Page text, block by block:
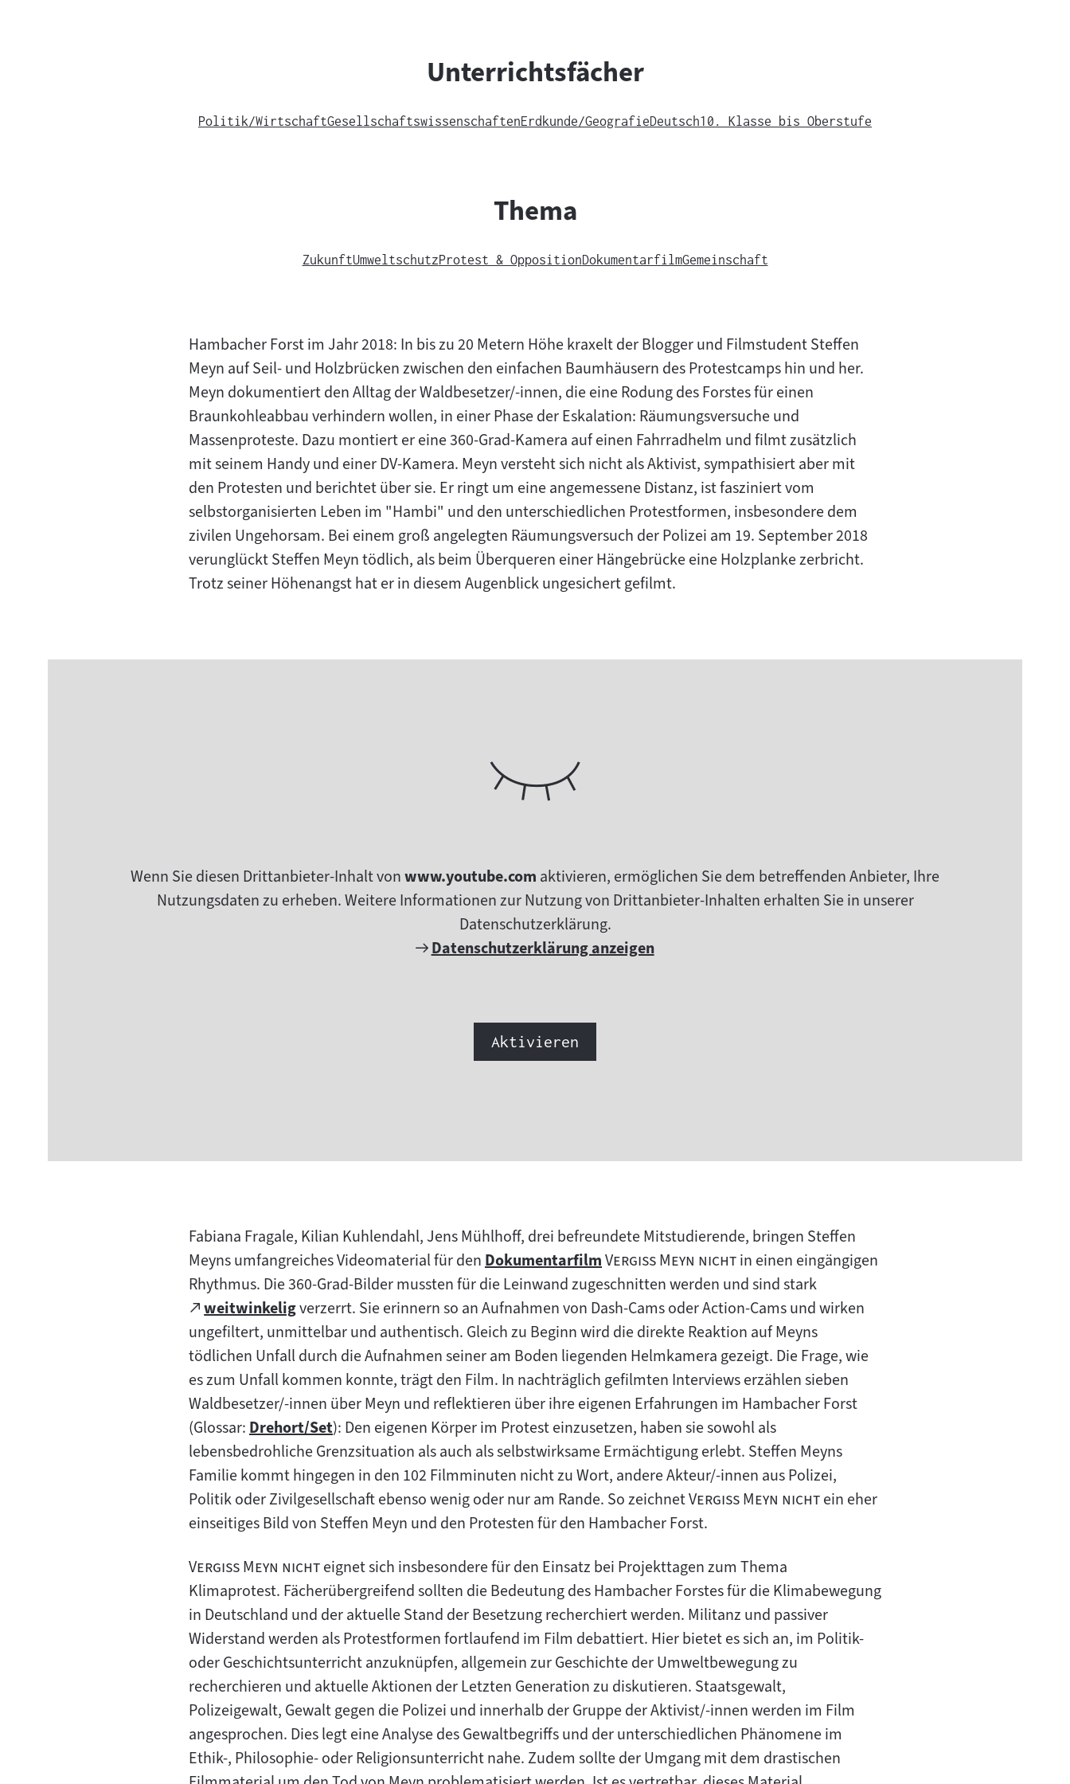
Unterrichtsfächer
Politik/WirtschaftGesellschaftswissenschaftenErdkunde/GeografieDeutsch10. Klasse bis Oberstufe
Thema
ZukunftUmweltschutzProtest & OppositionDokumentarfilmGemeinschaft
Hambacher Forst im Jahr 2018: In bis zu 20 Metern Höhe kraxelt der Blogger und Filmstudent Steffen
Meyn auf Seil- und Holzbrücken zwischen den einfachen Baumhäusern des Protestcamps hin und her.
Meyn dokumentiert den Alltag der Waldbesetzer/-innen, die eine Rodung des Forstes für einen
Braunkohleabbau verhindern wollen, in einer Phase der Eskalation: Räumungsversuche und
Massenproteste. Dazu montiert er eine 360-Grad-Kamera auf einen Fahrradhelm und filmt zusätzlich
mit seinem Handy und einer DV-Kamera. Meyn versteht sich nicht als Aktivist, sympathisiert aber mit
den Protesten und berichtet über sie. Er ringt um eine angemessene Distanz, ist fasziniert vom
selbstorganisierten Leben im "Hambi" und den unterschiedlichen Protestformen, insbesondere dem
zivilen Ungehorsam. Bei einem groß angelegten Räumungsversuch der Polizei am 19. September 2018
verunglückt Steffen Meyn tödlich, als beim Überqueren einer Hängebrücke eine Holzplanke zerbricht.
Trotz seiner Höhenangst hat er in diesem Augenblick ungesichert gefilmt.
Wenn Sie diesen Drittanbieter-Inhalt vonwww.youtube.com aktivieren, ermöglichen Sie dem betreffenden Anbieter, Ihre
Nutzungsdaten zu erheben. Weitere Informationen zur Nutzung von Drittanbieter-Inhalten erhalten Sie in unserer
Datenschutzerklärung.
Externer
Datenschutzerklärung anzeigen
Aktivieren
Fabiana Fragale, Kilian Kuhlendahl, Jens Mühlhoff, drei befreundete Mitstudierende, bringen Steffen
Meyns umfangreiches Videomaterial für denZum
Inhalt:
Dokumentarfilm"
Vergiss Meyn nicht"in einen eingängigen
Rhythmus. Die 360-Grad-Bilder mussten für die Leinwand zugeschnitten werden und sind stark
Zum
externen
Inhalt:
weitwinkelig
(öffnet
im
neuen
Tab)
verzerrt. Sie erinnern so an Aufnahmen von Dash-Cams oder Action-Cams und wirken
ungefiltert, unmittelbar und authentisch. Gleich zu Beginn wird die direkte Reaktion auf Meyns
tödlichen Unfall durch die Aufnahmen seiner am Boden liegenden Helmkamera gezeigt. Die Frage, wie
es zum Unfall kommen konnte, trägt den Film. In nachträglich gefilmten Interviews erzählen sieben
Waldbesetzer/-innen über Meyn und reflektieren über ihre eigenen Erfahrungen im Hambacher Forst
(Glossar:Zum
Inhalt:
Drehort/Set): Den eigenen Körper im Protest einzusetzen, haben sie sowohl als
lebensbedrohliche Grenzsituation als auch als selbstwirksame Ermächtigung erlebt. Steffen Meyns
Familie kommt hingegen in den 102 Filmminuten nicht zu Wort, andere Akteur/-innen aus Polizei,
Politik oder Zivilgesellschaft ebenso wenig oder nur am Rande. So zeichnet"
Vergiss Meyn nicht"ein eher
einseitiges Bild von Steffen Meyn und den Protesten für den Hambacher Forst.
"
Vergiss Meyn nicht"eignet sich insbesondere für den Einsatz bei Projekttagen zum Thema
Klimaprotest. Fächerübergreifend sollten die Bedeutung des Hambacher Forstes für die Klimabewegung
in Deutschland und der aktuelle Stand der Besetzung recherchiert werden. Militanz und passiver
Widerstand werden als Protestformen fortlaufend im Film debattiert. Hier bietet es sich an, im Politik-
oder Geschichtsunterricht anzuknüpfen, allgemein zur Geschichte der Umweltbewegung zu
recherchieren und aktuelle Aktionen der Letzten Generation zu diskutieren. Staatsgewalt,
Polizeigewalt, Gewalt gegen die Polizei und innerhalb der Gruppe der Aktivist/-innen werden im Film
angesprochen. Dies legt eine Analyse des Gewaltbegriffs und der unterschiedlichen Phänomene im
Ethik-, Philosophie- oder Religionsunterricht nahe. Zudem sollte der Umgang mit dem drastischen